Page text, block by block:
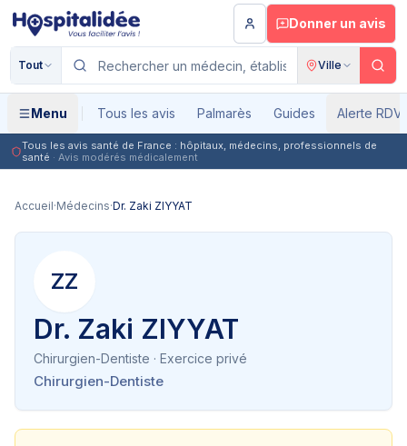
Aller au contenu principal
Donner un avis
Tout Ville
Menu Tous les avis Palmarès Guides Alerte RDV
Tous les avis santé de France : hôpitaux, médecins, professionnels de
santé · Avis modérés médicalement
Accueil·Médecins·Dr. Zaki ZIYYAT
ZZ
Dr. Zaki ZIYYAT
Chirurgien-Dentiste · Exercice privé
Chirurgien-Dentiste